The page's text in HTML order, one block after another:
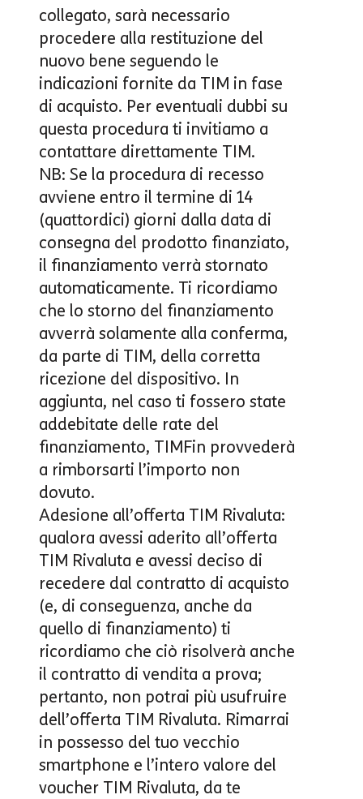
collegato, sarà necessario
procedere alla restituzione del
nuovo bene seguendo le
indicazioni fornite da TIM in fase
di acquisto. Per eventuali dubbi su
questa procedura ti invitiamo a
contattare direttamente TIM.
NB: Se la procedura di recesso
avviene entro il termine di 14
(quattordici) giorni dalla data di
consegna del prodotto finanziato,
il finanziamento verrà stornato
automaticamente. Ti ricordiamo
che lo storno del finanziamento
avverrà solamente alla conferma,
da parte di TIM, della corretta
ricezione del dispositivo. In
aggiunta, nel caso ti fossero state
addebitate delle rate del
finanziamento, TIMFin provvederà
a rimborsarti l’importo non
dovuto.
Adesione all’offerta TIM Rivaluta:
qualora avessi aderito all’offerta
TIM Rivaluta e avessi deciso di
recedere dal contratto di acquisto
(e, di conseguenza, anche da
quello di finanziamento) ti
ricordiamo che ciò risolverà anche
il contratto di vendita a prova;
pertanto, non potrai più usufruire
dell’offerta TIM Rivaluta. Rimarrai
in possesso del tuo vecchio
smartphone e l’intero valore del
voucher TIM Rivaluta, da te